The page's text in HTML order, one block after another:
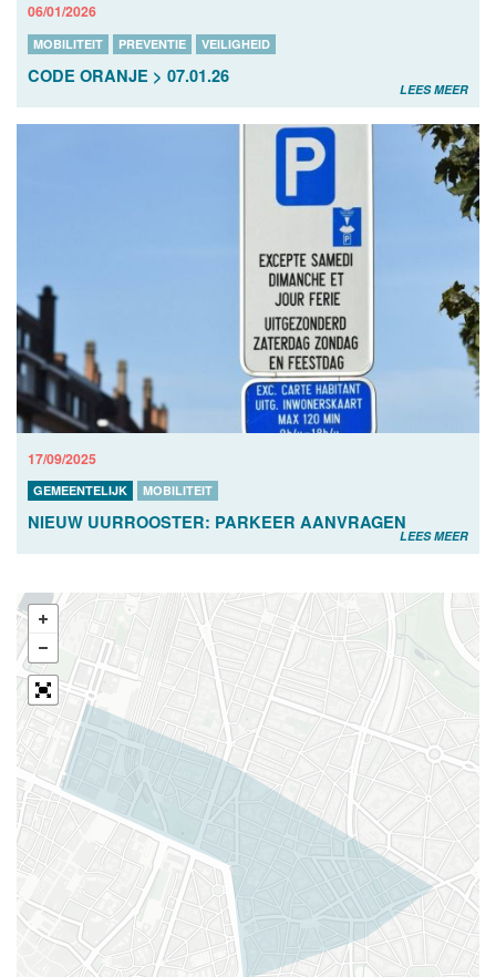
06/01/2026
MOBILITEIT PREVENTIE VEILIGHEID
CODE ORANJE > 07.01.26
LEES MEER
17/09/2025
GEMEENTELIJK MOBILITEIT
NIEUW UURROOSTER: PARKEER AANVRAGEN
LEES MEER